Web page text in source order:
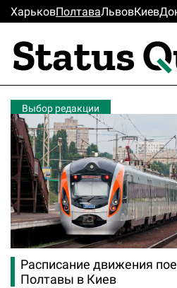
ХарьковПолтаваЛьвовКиев
Выбор редакции
Расписание движения
Полтавы в Киев